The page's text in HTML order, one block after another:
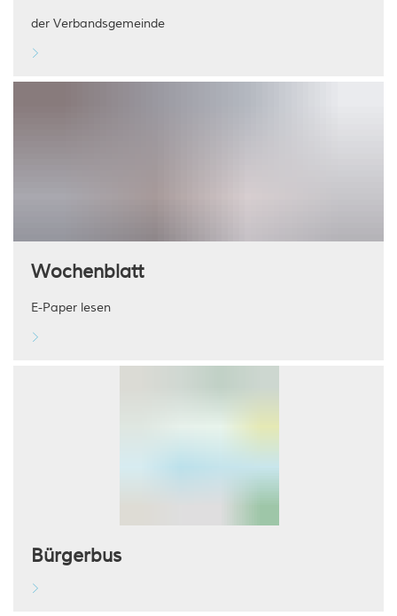
der Verbandsgemeinde
Wochenblatt
E-Paper lesen
Bürgerbus